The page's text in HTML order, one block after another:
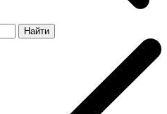
Найти